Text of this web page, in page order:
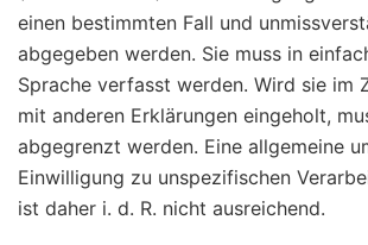
einen bestimmten Fall und
abgegeben werden. Sie muss in
Sprache verfasst werden. Wird sie im
mit anderen Erklärungen eingeholt,
abgegrenzt werden. Eine allgemeine
Einwilligung zu unspezifischen
ist daher i. d. R. nicht ausreichend.